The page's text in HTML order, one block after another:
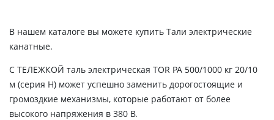
В нашем каталоге вы можете купить Тали электрические
канатные.
С ТЕЛЕЖКОЙ таль электрическая TOR PA 500/1000 кг 20/10
м (серия H) может успешно заменить дорогостоящие и
громоздкие механизмы, которые работают от более
высокого напряжения в 380 В.